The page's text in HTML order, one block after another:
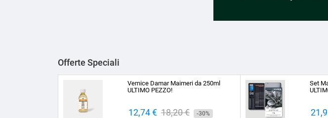
Offerte Speciali
Vernice Damar Maimeri da 250ml
ULTIMO PEZZO!
Prezzo
12,74 € Prezzo
18,20 € -30%
Set